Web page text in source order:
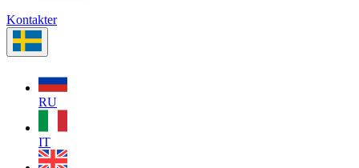
Kontakter
RU
IT